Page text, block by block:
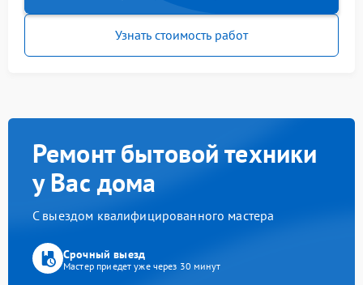
Узнать стоимость работ
Ремонт бытовой техники
у Вас дома
С выездом квалифицированного мастера
Срочный выезд
Мастер приедет уже через 30 минут